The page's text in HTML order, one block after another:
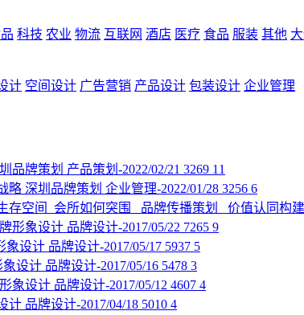
科技 农业 物流 互联网 酒店 医疗 食品 服装 其他
计 空间设计 广告营销 产品设计 包装设计 企业管理
品牌策划 产品策划-2022/02/21 3269 11
略 深圳品牌策划 企业管理-2022/01/28 3256 6
存空间 会所如何突围 品牌传播策划 价值认同构建
形象设计 品牌设计-2017/05/22 7265 9
象设计 品牌设计-2017/05/17 5937 5
象设计 品牌设计-2017/05/16 5478 3
象设计 品牌设计-2017/05/12 4607 4
计 品牌设计-2017/04/18 5010 4